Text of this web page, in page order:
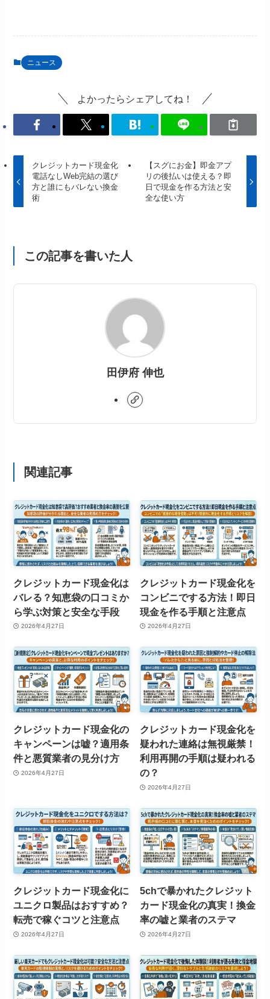
ニュース
よかったらシェアしてね！
クレジットカード現金化
電話なしWeb完結の選び
方と誰にもバレない換金
術
【スグにお金】即金アプ
リの後払いは使える？即
日で現金を作る方法と安
全な使い方
この記事を書いた人
田伊府 伸也
関連記事
クレジットカード現金化は
バレる？知恵袋の口コミか
ら学ぶ対策と安全な手段
2026年4月27日
クレジットカード現金化を
コンビニでする方法！即日
現金を作る手順と注意点
2026年4月27日
クレジットカード現金化の
キャンペーンは嘘？適用条
件と悪質業者の見分け方
2026年4月27日
クレジットカード現金化を
疑われた連絡は無視厳禁！
利用再開の手順は疑われる
の？
2026年4月27日
クレジットカード現金化に
ユニクロ製品はおすすめ？
転売で稼ぐコツと注意点
2026年4月27日
5chで暴かれたクレジット
カード現金化の真実！換金
率の嘘と業者のステマ
2026年4月27日